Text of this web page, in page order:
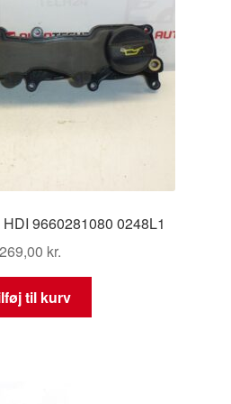
9660281080 0248L1
269,00 kr.
til kurv